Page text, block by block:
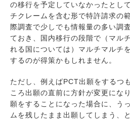
の移行を予定していなかったとし
チクレームを含む形で特許請求の
際調査で少しでも情報量の多い調
ておき、国内移行の段階で（マル
れる国については）マルチマルチ
するのが得策かもしれません。
ただし、例えばPCT出願をするつ
ころ出願の直前に方針が変更にな
願をすることになった場合に、う
ムを残したまま出願してしまう、